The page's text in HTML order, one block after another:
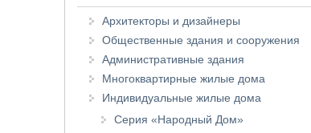
Архитекторы и дизайнеры
Общественные здания и сооружения
Административные здания
Многоквартирные жилые дома
Индивидуальные жилые дома
Серия «Народный Дом»